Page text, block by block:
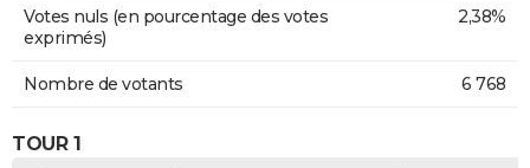
Votes nuls (en pourcentage des votes
exprimés)
2,38%
Nombre de votants 6 768
TOUR 1